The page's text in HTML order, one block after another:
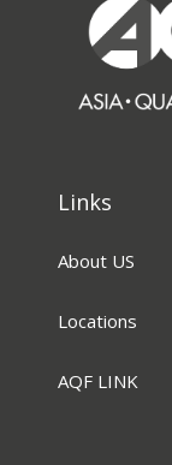
Links
About US
Locations
AQF LINK